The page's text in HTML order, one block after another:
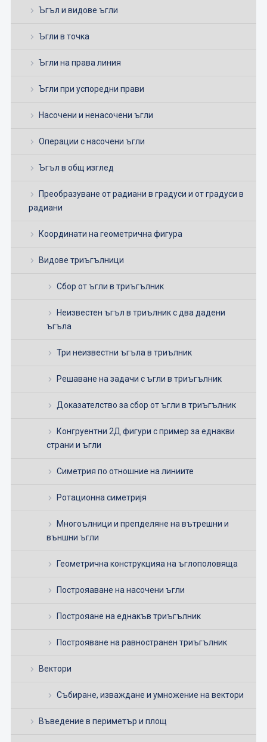
Ъгъл и видове ъгли
Ъгли в точка
Ъгли на права линия
Ъгли при успоредни прави
Насочени и ненасочени ъгли
Операции с насочени ъгли
Ъгъл в общ изглед
Преобразуване от радиани в градуси и от градуси в
радиани
Координати на геометрична фигура
Видове триъгълници
Сбор от ъгли в триъгълник
Неизвестен ъгъл в триълник с два дадени
ъгъла
Три неизвестни ъгъла в триълник
Решаване на задачи с ъгли в триъгълник
Доказателство за сбор от ъгли в триъгълник
Конгруентни 2Д фигури с пример за еднакви
страни и ъгли
Симетрия по отношние на линиите
Ротационна симетријя
Многоълници и препделяне на вътрешни и
външни ъгли
Геометрична конструкцияа на ъглополовяща
Построяаване на насочени ъгли
Построяане на еднакъв триъгълник
Построяване на равностранен триъгълник
Вектори
Събиране, изваждане и умножение на вектори
Въведение в периметър и площ